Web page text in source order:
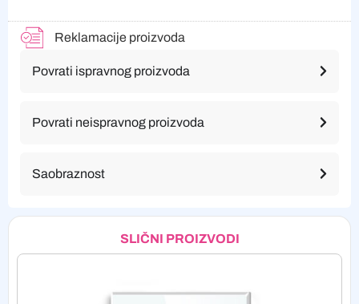
Reklamacije proizvoda
Povrati ispravnog proizvoda
Povrati neispravnog proizvoda
Saobraznost
SLIČNI PROIZVODI